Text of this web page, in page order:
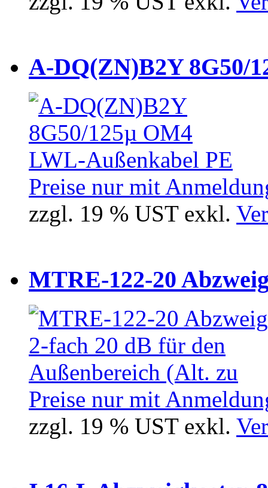
A-DQ(ZN)B2Y 8G50/
Preise nur mit
zzgl. 19 % UST exkl.
MTRE-122-20
Preise nur mit
zzgl. 19 % UST exkl.